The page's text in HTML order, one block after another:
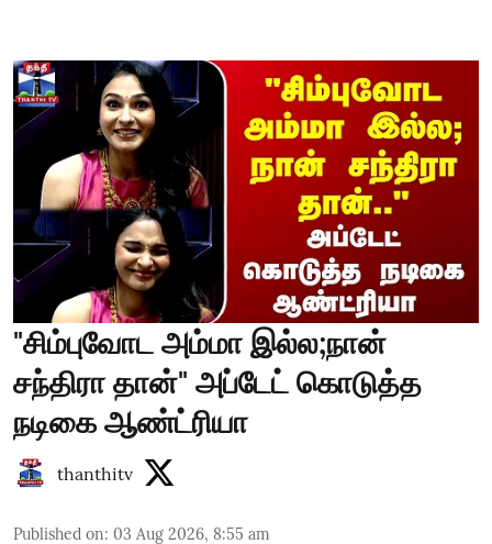
"சிம்புவோட அம்மா இல்ல;நான்
சந்திரா தான்" அப்டேட் கொடுத்த
நடிகை ஆண்ட்ரியா
thanthitv
Published on: 03 Aug 2026, 8:55 am